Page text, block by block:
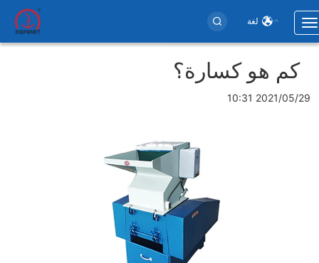
لغة
Toggle
navigation
كم هو كسارة؟
2021/05/29 10:31